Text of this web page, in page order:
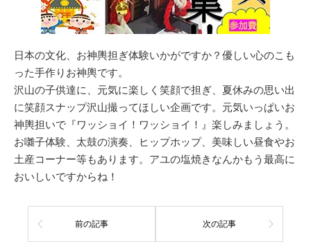
日本の文化、お神輿担ぎ体験いかがですか？優しい心のこも
った手作りお神輿です。
沢山の子供達に、元気に楽しく笑顔で担ぎ、夏休みの思い出
に笑顔スナップ沢山撮ってほしい企画です。元気いっぱいお
神輿担いで『ワッショイ！ワッショイ！』楽しみましょう。
お囃子体験、太鼓の演奏、ヒップホップ、美味しい昼食やお
土産コーナー等もあります。アユの塩焼きなんかもう最高に
おいしいですからね！
前の記事 次の記事